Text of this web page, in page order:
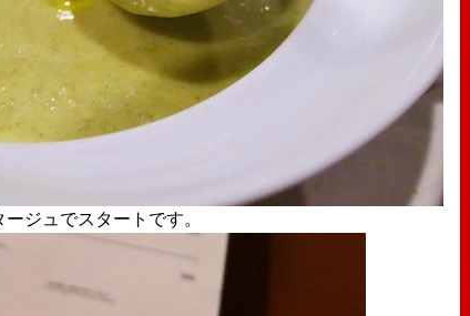
ジュでスタートです。